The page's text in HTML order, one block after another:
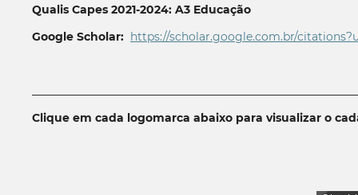
Qualis Capes 2021-2024: A3 Educação
Google Scholar: https://scholar.google.com.br/
Clique em cada logomarca abaixo para visualizar o